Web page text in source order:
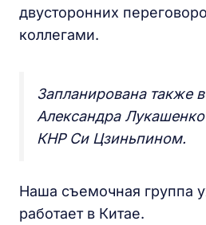
двусторонних
коллегами.
Запланирована также
Александра
КНР Си Цзиньпином.
Наша съемочная группа
работает в Китае.